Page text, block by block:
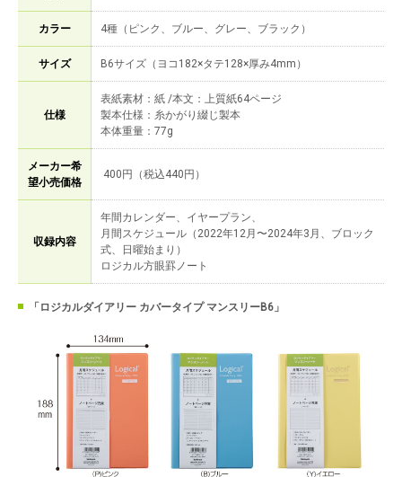
カラー 4種（ピンク、ブルー、グレー、ブラック）
サイズ B6サイズ（ヨコ182×タテ128×厚み4mm）
仕様
表紙素材：紙 /本文：上質紙64ページ
製本仕様：糸かがり綴じ製本
本体重量：77g
メーカー希
望小売価格
400円（税込440円）
収録内容
年間カレンダー、イヤープラン、
月間スケジュール（2022年12月〜2024年3月、ブロック
式、日曜始まり）
ロジカル方眼罫ノート
「ロジカルダイアリー カバータイプ マンスリーB6」